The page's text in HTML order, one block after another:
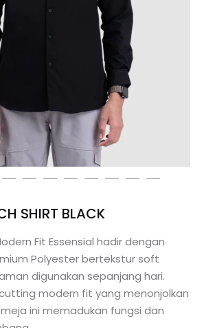
SHIRT BLACK
Fit Essensial hadir dengan
Polyester bertekstur soft
digunakan sepanjang hari.
modern fit yang menonjolkan
ini memadukan fungsi dan